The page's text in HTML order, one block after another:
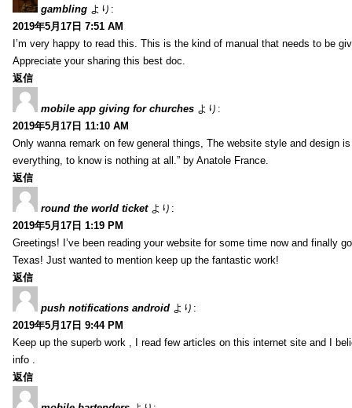
gambling より:
2019年5月17日 7:51 AM
I’m very happy to read this. This is the kind of manual that needs to be
Appreciate your sharing this best doc.
返信
mobile app giving for churches より:
2019年5月17日 11:10 AM
Only wanna remark on few general things, The website style and design
everything, to know is nothing at all.” by Anatole France.
返信
round the world ticket より:
2019年5月17日 1:19 PM
Greetings! I’ve been reading your website for some time now and finally
Texas! Just wanted to mention keep up the fantastic work!
返信
push notifications android より:
2019年5月17日 9:44 PM
Keep up the superb work , I read few articles on this internet site and I
info .
返信